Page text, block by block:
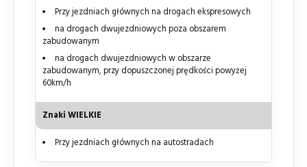
Przy jezdniach głównych na drogach ekspresowych
na drogach dwujezdniowych poza obszarem
zabudowanym
na drogach dwujezdniowych w obszarze
zabudowanym, przy dopuszczonej prędkości powyżej
60km/h
Znaki WIELKIE
Przy jezdniach głównych na autostradach